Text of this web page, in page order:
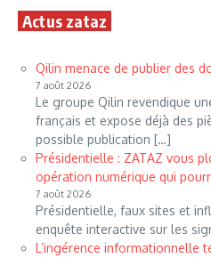
Actus zataz
Qilin menace de publier des
7 août 2026
Le groupe Qilin revendique
français et expose déjà des
possible publication […]
Présidentielle : ZATAZ vous
opération numérique qui
7 août 2026
Présidentielle, faux sites et
enquête interactive sur les
L’ingérence informationnelle